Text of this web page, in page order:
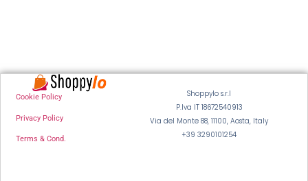
Cookie Policy
Privacy Policy
Terms & Cond.
Shoppylo s.r.l
P.Iva IT 18672540913
Via del Monte 88, 11100, Aosta, Italy
+39 3290101254